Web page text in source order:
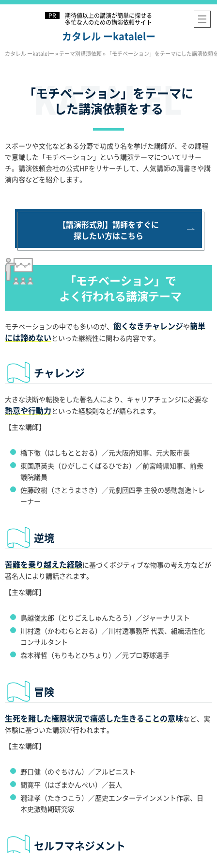
期待値以上の講演が簡単に探せる
多忙な人のための講演依頼サイト
カタレル ーkatalelー
カタレル ーkatalelー»テーマ別講演依頼» 「モチベーション」をテーマにした講演依頼
「モチベーション」をテーマに
した講演依頼をする
スポーツや文化などある分野で功成り名を挙げた講師が、その課程
で意識した「モチベーション」という講演テーマについてリサー
チ。講演依頼会社の公式HPをリサーチして、人気講師の肩書きや講
演内容などを紹介します。
【講演形式別】講師をすぐに
探したい方はこちら
「モチベーション」で
よく行われる講演テーマ
モチベーションの中でも多いのが、 飽くなきチャレンジや簡単
には諦めない といった継続性に関わる内容です。
チャレンジ
大きな決断や転換をした著名人により、キャリアチェンジに必要な
熱意や行動力 といった経験則などが語られます。
【主な講師】
橋下徹（はしもととおる）／元大阪府知事、元大阪市長
東国原英夫（ひがしこくばるひでお）／前宮崎県知事、前衆
議院議員
佐藤政樹（さとうまさき）／元劇団四季 主役の感動創造トレ
ーナー
逆境
苦難を乗り越えた経験に基づくポジティブな物事の考え方などが
著名人により講話されます。
【主な講師】
鳥越俊太郎（とりごえしゅんたろう）／ジャーナリスト
川村透（かわむらとおる）／川村透事務所 代表、組織活性化
コンサルタント
森本稀哲（もりもとひちょり）／元プロ野球選手
冒険
生死を賭した極限状況で痛感した生きることの意味など、実
体験に基づいた講演が行われます。
【主な講師】
野口健（のぐちけん）／アルピニスト
間寛平（はざまかんぺい）／芸人
瀧津孝（たきつこう）／歴史エンターテインメント作家、日
本史激動期研究家
セルフマネジメント